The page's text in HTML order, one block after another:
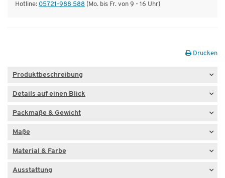
Hotline: 05721-988 588 (Mo. bis Fr. von 9 - 16 Uhr)
Drucken
Produktbeschreibung
Details auf einen Blick
Packmaße & Gewicht
Maße
Material & Farbe
Ausstattung